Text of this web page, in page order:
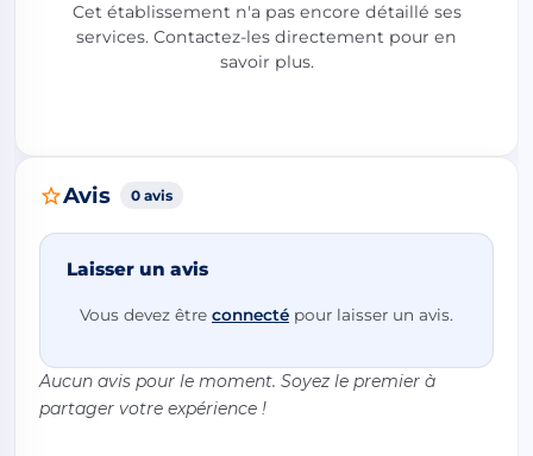
Cet établissement n'a pas encore détaillé ses
services. Contactez-les directement pour en
savoir plus.
Avis 0 avis
Laisser un avis
Vous devez être connecté pour laisser un avis.
Aucun avis pour le moment. Soyez le premier à
partager votre expérience !